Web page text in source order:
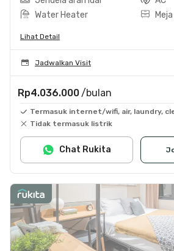
Water Heater
Meja
Lihat Detail
Jadwalkan Visit
Rp4.036.000 /bulan
Termasuk internet/wifi, air, laundry,
Tidak termasuk listrik
Chat Rukita